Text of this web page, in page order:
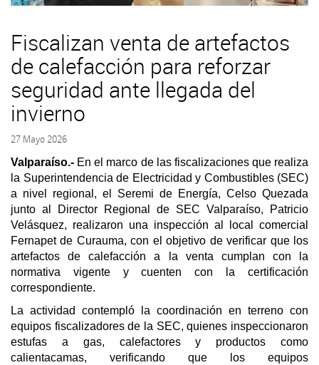
Fiscalizan venta de artefactos
de calefacción para reforzar
seguridad ante llegada del
invierno
27 Mayo 2026
Valparaíso.- En el marco de las fiscalizaciones que realiza
la Superintendencia de Electricidad y Combustibles (SEC)
a nivel regional, el Seremi de Energía, Celso Quezada
junto al Director Regional de SEC Valparaíso, Patricio
Velásquez, realizaron una inspección al local comercial
Fernapet de Curauma, con el objetivo de verificar que los
artefactos de calefacción a la venta cumplan con la
normativa vigente y cuenten con la certificación
correspondiente.
La actividad contempló la coordinación en terreno con
equipos fiscalizadores de la SEC, quienes inspeccionaron
estufas a gas, calefactores y productos como
calientacamas, verificando que los equipos